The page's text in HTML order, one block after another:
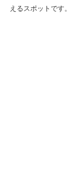
えるスポットです。